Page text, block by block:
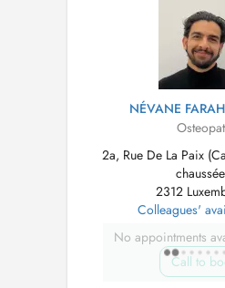
plus de 10 ans avec une
NÉVANE FARAH
2a, Rue De La Paix
2312
Colleagues'
No appointments
Call to